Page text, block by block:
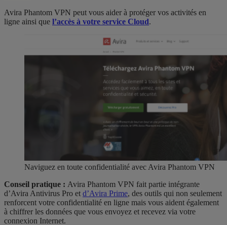
Avira Phantom VPN peut vous aider à protéger vos activités en
ligne ainsi que l’accès à votre service Cloud.
Naviguez en toute confidentialité avec Avira Phantom VPN
Conseil pratique : Avira Phantom VPN fait partie intégrante
d’Avira Antivirus Pro et d’Avira Prime, des outils qui non seulement
renforcent votre confidentialité en ligne mais vous aident également
à chiffrer les données que vous envoyez et recevez via votre
connexion Internet.